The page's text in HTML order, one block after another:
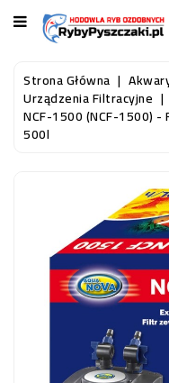
KATEGORIA
STRONA
GŁÓWNA
RYBY
OCZKA
WODNEGO
STAWU
AKWARYSTYKA
(SPRZĘT)
Strona Główna
Urządzenia Filtracyjne
NCF-1500 (NCF-1500)
500l